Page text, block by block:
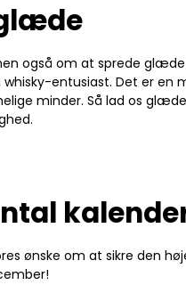
også om at sprede
whisky-entusiast. Det er
minder. Så lad os
ønske om at sikre den